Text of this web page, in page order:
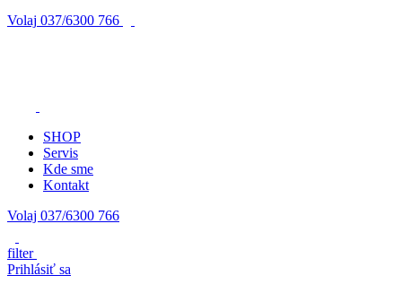
Volaj 037/6300 766
SHOP
Servis
Kde sme
Kontakt
Volaj 037/6300 766
filter
Prihlásiť sa